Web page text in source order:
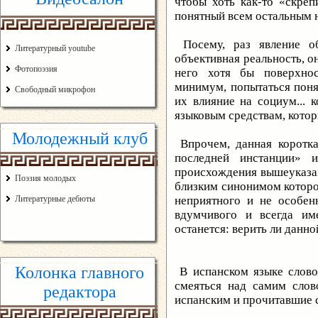
Литературный youtube
Фотопоэзия
Свободный микрофон
Молодежный клуб
Поэзия молодых
Литературные дебюты
Колонка главного
редактора
понятный всем остальным
Посему, раз явление
объективная реальность,
него хотя бы
минимум, попытаться
их влияние на социум...
языковым средствам,
Впрочем, данная
последней
происхождения
близким синонимом
неприятного и не
вдумчивого и всегда
останется: верить ли
В испанском языке
смеяться над самим
испанским и прочитавшие